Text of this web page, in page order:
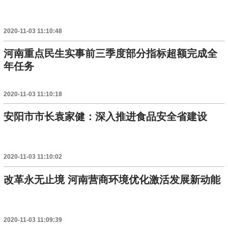
2020-11-03 11:10:48
河南重点民生实事前三季度部分指标超额完成全
年任务
2020-11-03 11:10:18
安阳市市长袁家健：深入推进食品安全省建设
2020-11-03 11:10:02
改革永无止境 河南营商环境优化激活发展新动能
2020-11-03 11:09:39